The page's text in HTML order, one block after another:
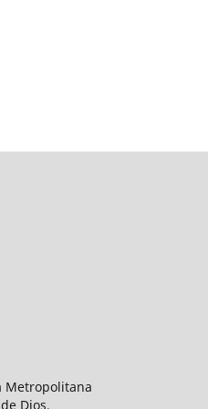
Metropolitana
Dios,